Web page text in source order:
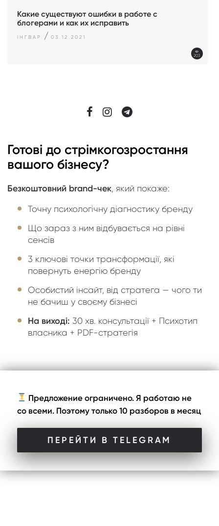
Какие существуют ошибки в работе с
блогерами и как их исправить
ІНГВАР / 03.12.2021
203
Готові до стрімкогозростання
вашого бізнесу?
Безкоштовний brand-чек, який покаже:
Точну психологічну діагностику бренду
Що зараз з ним відбувається на рівні
сенсів
3 ключові точки трансформації, які
повернуть енергію бренду
Особистий інсайт, від стратега — чого ти
не бачиш у своєму бізнесі
На виході: 30 хв. консультації + Психотип
власника + PDF-стратегія
Предложение ограничено.Я работаю не
со всеми. Поэтому только 10 разборов в месяц
ПЕРЕЙТИ В TELEGRAM